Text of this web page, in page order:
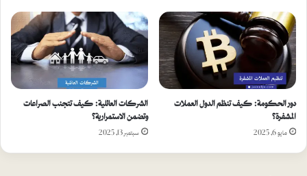
دور الحكومة: كيف تنظم الدول العملات
المشفرة؟
مايو 6, 2025
الشركات العائلية: كيف تتجنب الصراعات
وتضمن الاستمرارية؟
سبتمبر 13, 2025